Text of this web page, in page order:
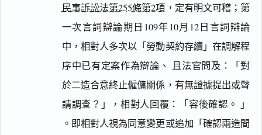
民事訴訟法第255條第2項 ，定有明文可稽；第
一次言詞辯論期日109年10月12日言詞辯論
中，相對人多次以「勞動契約存續」在調解程
序中已有定案作為辯論、 且法官問及：「對
於二造合意終止僱傭關係，有無證據提出或聲
請調查？」，相對人回覆：「容後確認。 」
。即相對人視為同意變更或追加「確認兩造間